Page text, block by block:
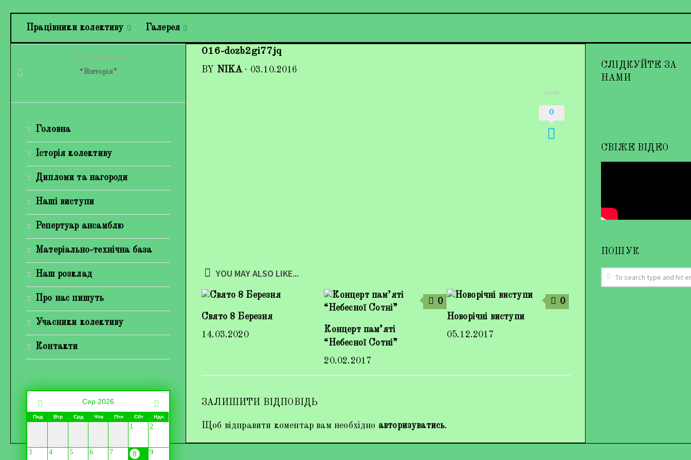
Працівники колективу Галерея
016-dozb2gi77jq
BY NIKA · 03.10.2016
SHARE
0
YOU MAY ALSO LIKE...
Свято 8 Березня
14.03.2020
0
Концерт пам’яті
“Небесної Сотні”
20.02.2017
0
Новорічні виступи
05.12.2017
ЗАЛИШИТИ ВІДПОВІДЬ
Щоб відправити коментар вам необхідно авторизуватись.
PREVIOUS STORY
“Вікторія”
Головна
Історія колективу
Дипломи та нагороди
Наші виступи
Репертуар ансамблю
Матеріально-технічна база
Наш розклад
Про нас пишуть
Учасники колективу
Контакти
Сер 2026
Пнд Втр Срд Чтв Птн Сбт Ндл
1 2
3 4 5 6 7 8 9
СЛІДКУЙТЕ ЗА
НАМИ
СВІЖЕ ВІДЕО
ПОШУК